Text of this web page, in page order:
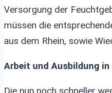
Versorgung der
müssen die
aus dem Rhein, sowie
Arbeit und Ausbildung in